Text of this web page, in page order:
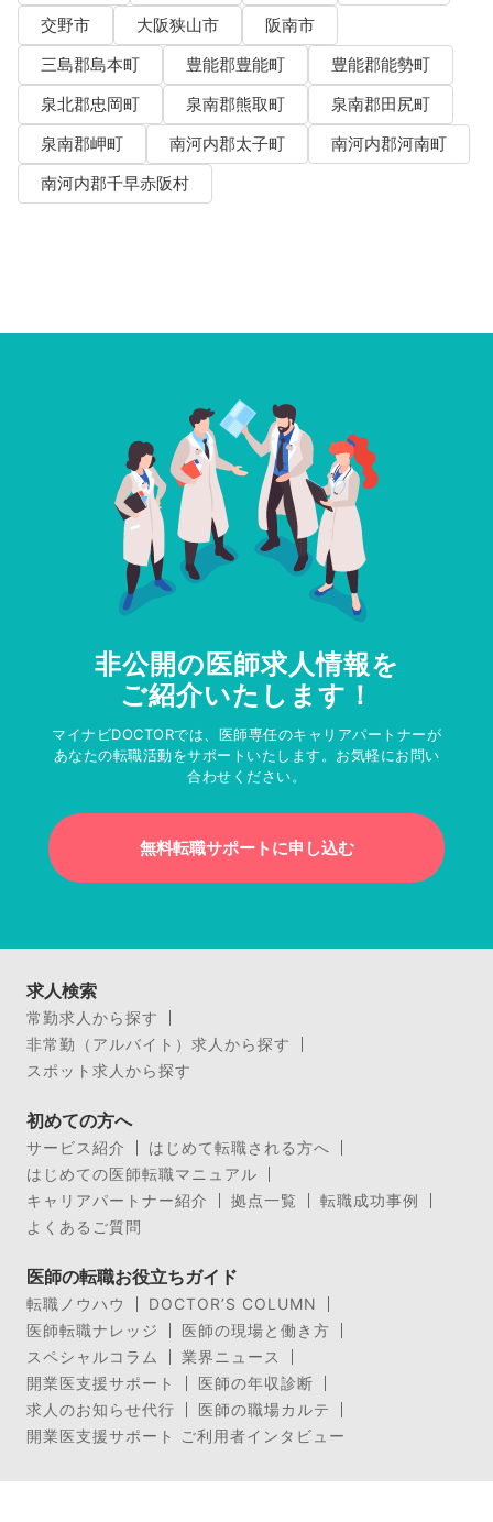
交野市
大阪狭山市
阪南市
三島郡島本町
豊能郡豊能町
豊能郡能勢町
泉北郡忠岡町
泉南郡熊取町
泉南郡田尻町
泉南郡岬町
南河内郡太子町
南河内郡河南町
南河内郡千早赤阪村
非公開の医師求人情報を
ご紹介いたします！
マイナビDOCTORでは、医師専任のキャリアパートナーが
あなたの転職活動をサポートいたします。お気軽にお問い
合わせください。
無料転職サポートに申し込む
求人検索
常勤求人から探す
非常勤（アルバイト）求人から探す
スポット求人から探す
初めての方へ
サービス紹介
はじめて転職される方へ
はじめての医師転職マニュアル
キャリアパートナー紹介
拠点一覧
転職成功事例
よくあるご質問
医師の転職お役立ちガイド
転職ノウハウ
DOCTOR’S COLUMN
医師転職ナレッジ
医師の現場と働き方
スペシャルコラム
業界ニュース
開業医支援サポート
医師の年収診断
求人のお知らせ代行
医師の職場カルテ
開業医支援サポート ご利用者インタビュー